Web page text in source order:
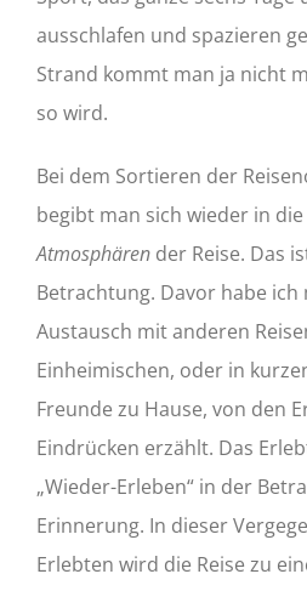
ausschlafen und spazieren
Strand kommt man ja nicht
so wird.
Bei dem Sortieren der
begibt man sich wieder in
Atmosphären der Reise. Das
Betrachtung. Davor habe
Austausch mit anderen
Einheimischen, oder in
Freunde zu Hause, von den
Eindrücken erzählt. Das
„Wieder-Erleben“ in der
Erinnerung. In dieser
Erlebten wird die Reise zu